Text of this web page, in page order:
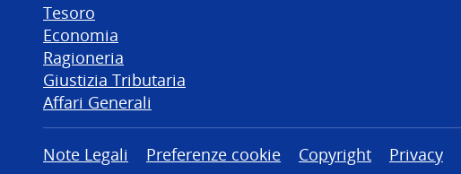
Tesoro
Economia
Ragioneria
Giustizia Tributaria
Affari Generali
Altre informazioni
Note Legali Preferenze cookie Copyright Privacy